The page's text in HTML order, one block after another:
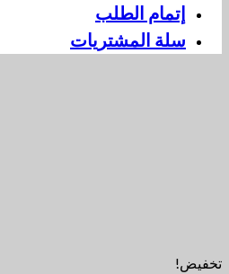
إتمام الطلب
سلة المشتريات
تخفيض!